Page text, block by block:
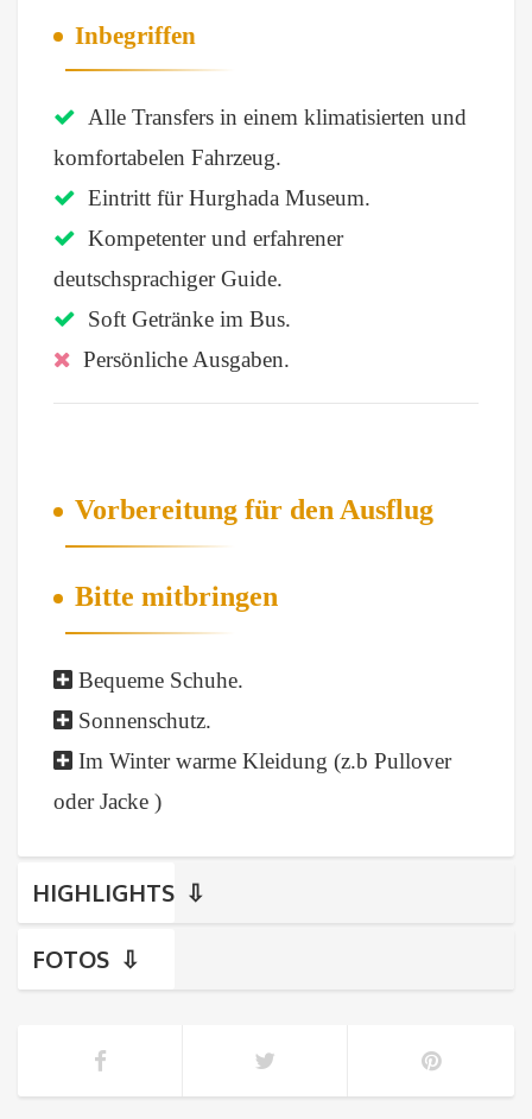
Inbegriffen
Alle Transfers in einem klimatisierten und
komfortabelen Fahrzeug.
Eintritt für Hurghada Museum.
Kompetenter und erfahrener
deutschsprachiger Guide.
Soft Getränke im Bus.
Persönliche Ausgaben.
Vorbereitung für den Ausflug
Bitte mitbringen
Bequeme Schuhe.
Sonnenschutz.
Im Winter warme Kleidung (z.b Pullover
oder Jacke )
HIGHLIGHTS
FOTOS